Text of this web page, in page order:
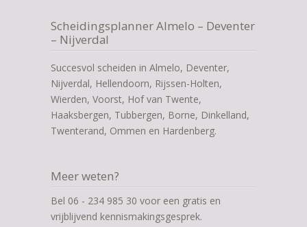
Scheidingsplanner Almelo – Deventer
– Nijverdal
Succesvol scheiden in Almelo, Deventer,
Nijverdal, Hellendoorn, Rijssen-Holten,
Wierden, Voorst, Hof van Twente,
Haaksbergen, Tubbergen, Borne, Dinkelland,
Twenterand, Ommen en Hardenberg.
Meer weten?
Bel 06 - 234 985 30 voor een gratis en
vrijblijvend kennismakingsgesprek.